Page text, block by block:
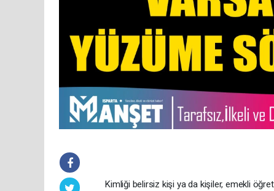
​Kimliği belirsiz kişi ya da kişiler, emekli